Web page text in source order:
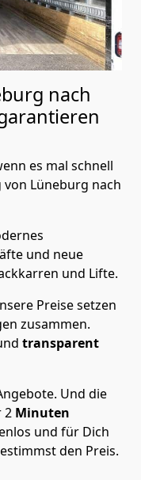
nach
es mal schnell
Lüneburg nach
und neue
und Lifte.
Preise setzen
zusammen.
transparent
Und die
2 Minuten
und für Dich
den Preis.